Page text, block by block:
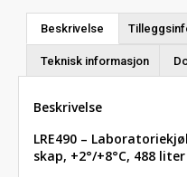
Beskrivelse
Teknisk informasjon
Beskrivelse
LRE490 –
skap, +2°/+8°C, 488 liter